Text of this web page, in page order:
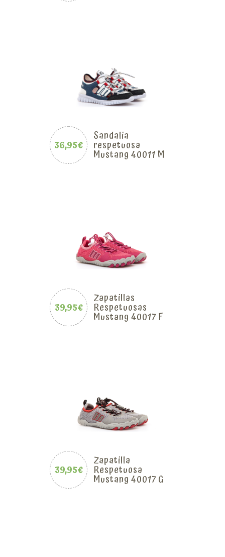
36,95€
Sandalia
respetuosa
Mustang 40011 M
39,95€
Zapatillas
Respetuosas
Mustang 40017 F
39,95€
Zapatilla
Respetuosa
Mustang 40017 G